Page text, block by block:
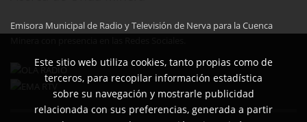
Emisora Municipal de Radio y Televisión de Nerva para la Cuenca
Este sitio web utiliza cookies, tanto propias como de
terceros, para recopilar información estadística
sobre su navegación y mostrarle publicidad
relacionada con sus preferencias, generada a partir